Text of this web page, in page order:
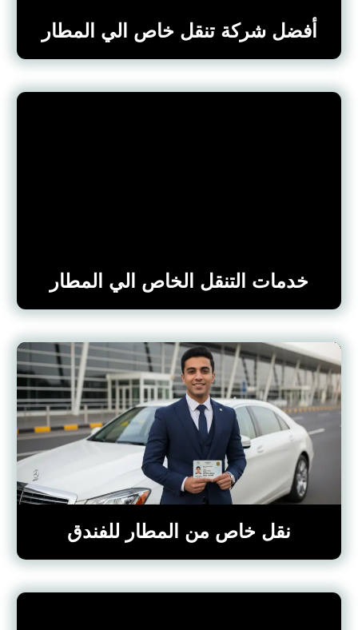
أفضل شركة تنقل خاص الي المطار
خدمات التنقل الخاص الي المطار
نقل خاص من المطار للفندق